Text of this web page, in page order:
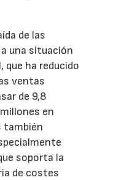
de las
una situación
ha reducido
ventas
de 9,8
en
también
soporta la
de costes